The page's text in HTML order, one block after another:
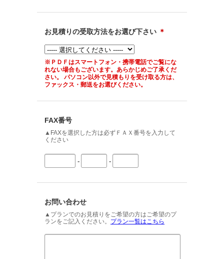
お見積りの受取方法をお選び下さい ＊
※ＰＤＦはスマートフォン・携帯電話でご覧にな
れない場合もございます。あらかじめご了承くだ
さい。 パソコン以外で見積もりを受け取る方は、
ファックス・郵送をお選びください。
FAX番号
▲FAXを選択した方は必ずＦＡＸ番号を入力して
ください
- -
お問い合わせ
▲プランでのお見積りをご希望の方はご希望のプ
ランをご記入ください。 プラン一覧はこちら